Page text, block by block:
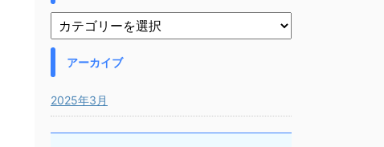
アーカイブ
2025年3月